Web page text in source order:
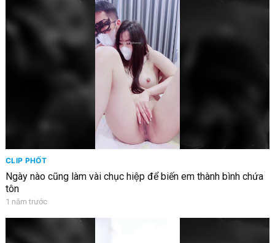
CLIP PHỐT
Ngày nào cũng làm vài chục hiệp để biến em thành bình chứa
tôn
1 năm trước